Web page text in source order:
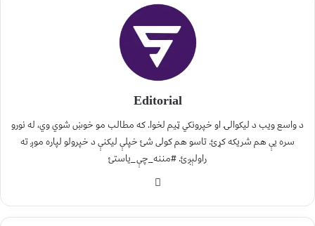
Editorial
د واسع ویب د لیکوالۍ او خپرونکي ټیم لخوا. که مطالب مو خوښ شوي وي، له نورو
سره یې هم شریکه کړئ. تاسو هم کولی شئ خپلې لیکنې د خپرولو لپاره موږ ته
راولېږئ. #مننه_چې_یاستئ